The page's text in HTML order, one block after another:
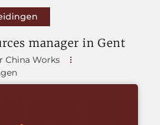
manager in Gent
China Works